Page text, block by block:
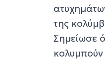
της
Σημείωσε